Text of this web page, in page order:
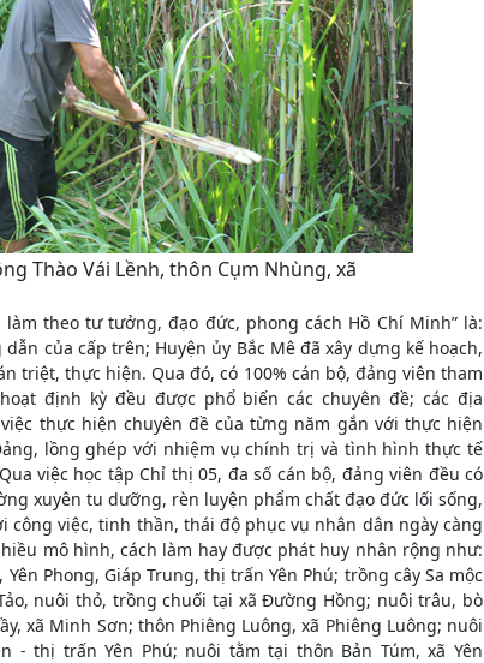
Thào Vái Lềnh, thôn Cụm Nhùng, xã
theo tư tưởng, đạo đức, phong cách Hồ Chí Minh” là:
của cấp trên; Huyện ủy Bắc Mê đã xây dựng kế hoạch,
triệt, thực hiện. Qua đó, có 100% cán bộ, đảng viên tham
định kỳ đều được phổ biến các chuyên đề; các địa
thực hiện chuyên đề của từng năm gắn với thực hiện
lồng ghép với nhiệm vụ chính trị và tình hình thực tế
việc học tập Chỉ thị 05, đa số cán bộ, đảng viên đều có
xuyên tu dưỡng, rèn luyện phẩm chất đạo đức lối sống,
công việc, tinh thần, thái độ phục vụ nhân dân ngày càng
mô hình, cách làm hay được phát huy nhân rộng như:
Phong, Giáp Trung, thị trấn Yên Phú; trồng cây Sa mộc
nuôi thỏ, trồng chuối tại xã Đường Hồng; nuôi trâu, bò
xã Minh Sơn; thôn Phiêng Luông, xã Phiêng Luông; nuôi
- thị trấn Yên Phú; nuôi tằm tại thôn Bản Túm, xã Yên